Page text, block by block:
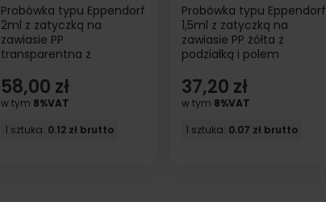
Probówka typu Eppendorf
2ml z zatyczką na
zawiasie PP
transparentna z
58,00 zł
w tym 8%VAT
1 sztuka: 0.12 zł brutto
Probówka typu Eppendorf
1,5ml z zatyczką na
zawiasie PP żółta z
podziałką i polem
37,20 zł
w tym 8%VAT
1 sztuka: 0.07 zł brutto